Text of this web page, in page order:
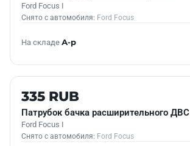
Ford Focus I
Снято с автомобиля: Ford Focus
На складе А-р
Б/У В НАЛИЧИИ
335 RUB
Патрубок бачка расширительного ДВС
Ford Focus I
Снято с автомобиля: Ford Focus